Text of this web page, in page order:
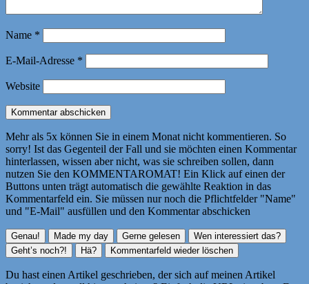
Name *
E-Mail-Adresse *
Website
Mehr als 5x können Sie in einem Monat nicht kommentieren. So
sorry! Ist das Gegenteil der Fall und sie möchten einen Kommentar
hinterlassen, wissen aber nicht, was sie schreiben sollen, dann
nutzen Sie den KOMMENTAROMAT! Ein Klick auf einen der
Buttons unten trägt automatisch die gewählte Reaktion in das
Kommentarfeld ein. Sie müssen nur noch die Pflichtfelder "Name"
und "E-Mail" ausfüllen und den Kommentar abschicken
Du hast einen Artikel geschrieben, der sich auf meinen Artikel